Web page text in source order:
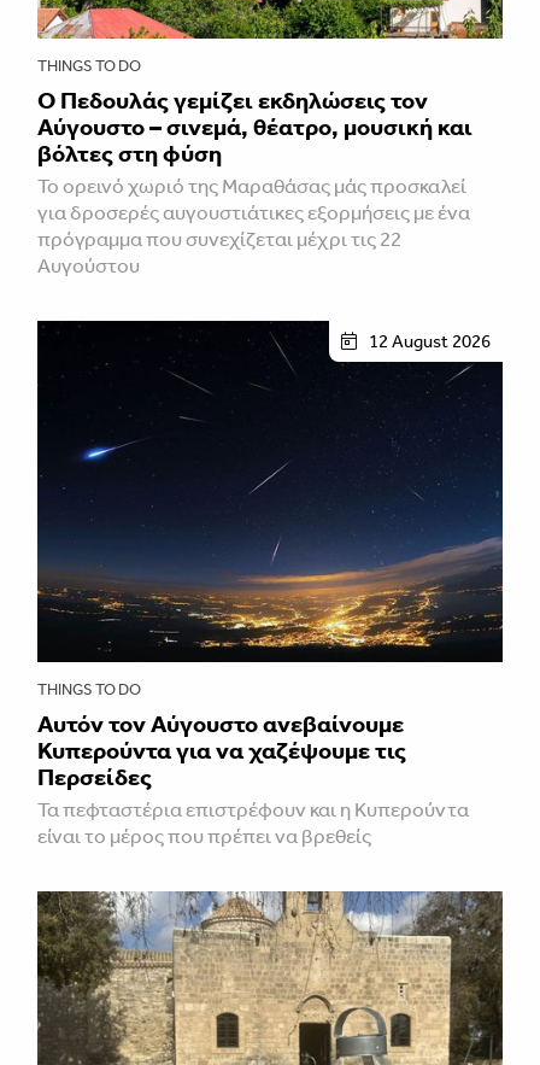
THINGS TO DO
Ο Πεδουλάς γεμίζει εκδηλώσεις τον
Αύγουστο – σινεμά, θέατρο, μουσική και
βόλτες στη φύση
Το ορεινό χωριό της Μαραθάσας μάς προσκαλεί
για δροσερές αυγουστιάτικες εξορμήσεις με ένα
πρόγραμμα που συνεχίζεται μέχρι τις 22
Αυγούστου
12 August 2026
THINGS TO DO
Αυτόν τον Αύγουστο ανεβαίνουμε
Κυπερούντα για να χαζέψουμε τις
Περσείδες
Τα πεφταστέρια επιστρέφουν και η Κυπερούντα
είναι το μέρος που πρέπει να βρεθείς